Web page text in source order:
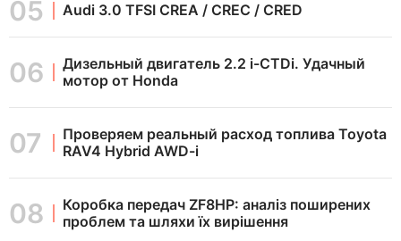
Audi 3.0 TFSI CREA / CREC / CRED
Дизельный двигатель 2.2 i-CTDi. Удачный
мотор от Honda
Проверяем реальный расход топлива Toyota
RAV4 Hybrid AWD-i
Коробка передач ZF8HP: аналіз поширених
проблем та шляхи їх вирішення